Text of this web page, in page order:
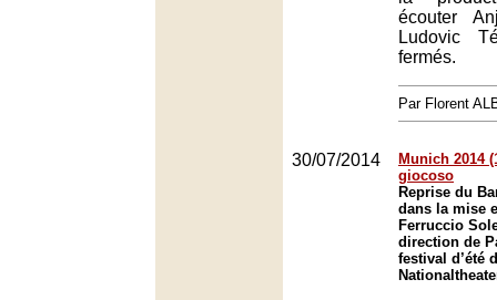
écouter
Ludovic
fermés.
Par Florent
30/07/2014
Munich 2014
giocoso
Reprise du
dans la mise
Ferruccio
direction de
festival d’été